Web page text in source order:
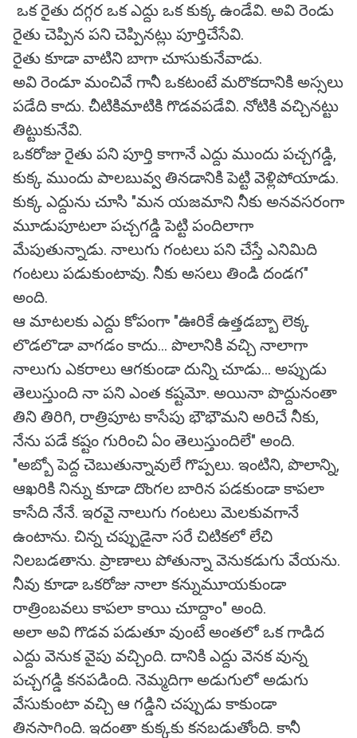
ఒక రైతు దగ్గర ఒక ఎద్దు ఒక కుక్క ఉండేవి. అవి రెండు
రైతు చెప్పిన పని చెప్పినట్లు పూర్తిచేసేవి.
రైతు కూడా వాటిని బాగా చూసుకునేవాడు.
అవి రెండూ మంచివే గానీ ఒకటంటే మరొకదానికి అస్సలు
పడేది కాదు. చీటికిమాటికి గొడవపడేవి. నోటికి వచ్చినట్టు
తిట్టుకునేవి.
ఒకరోజు రైతు పని పూర్తి కాగానే ఎద్దు ముందు పచ్చగడ్డి,
కుక్క ముందు పాలబువ్వ తినడానికి పెట్టి వెళ్లిపోయాడు.
కుక్క ఎద్దును చూసి "మన యజమాని నీకు అనవసరంగా
మూడుపూటలా పచ్చగడ్డి పెట్టి పందిలాగా
మేపుతున్నాడు. నాలుగు గంటలు పని చేస్తే ఎనిమిది
గంటలు పడుకుంటావు. నీకు అసలు తిండి దండగ"
అంది.
ఆ మాటలకు ఎద్దు కోపంగా "ఊరికే ఉత్తడబ్బా లెక్క
లొడలొడా వాగడం కాదు... పొలానికి వచ్చి నాలాగా
నాలుగు ఎకరాలు ఆగకుండా దున్ని చూడు... అప్పుడు
తెలుస్తుంది నా పని ఎంత కష్టమో. అయినా పొద్దునంతా
తిని తిరిగి, రాత్రిపూట కాసేపు భౌభౌమని అరిచే నీకు,
నేను పడే కష్టం గురించి ఏం తెలుస్తుందిలే" అంది.
"అబ్బో పెద్ద చెబుతున్నావులే గొప్పలు. ఇంటిని, పొలాన్ని,
ఆఖరికి నిన్ను కూడా దొంగల బారిన పడకుండా కాపలా
కాసేది నేనే. ఇరవై నాలుగు గంటలు మెలకువగానే
ఉంటాను. చిన్న చప్పుడైనా సరే చిటికలో లేచి
నిలబడతాను. ప్రాణాలు పోతున్నా వెనుకడుగు వేయను.
నీవు కూడా ఒకరోజు నాలా కన్నుమూయకుండా
రాత్రింబవలు కాపలా కాయి చూద్దాం" అంది.
అలా అవి గొడవ పడుతూ వుంటే అంతలో ఒక గాడిద
ఎద్దు వెనుక వైపు వచ్చింది. దానికి ఎద్దు వెనక వున్న
పచ్చగడ్డి కనపడింది. నెమ్మదిగా అడుగులో అడుగు
వేసుకుంటా వచ్చి ఆ గడ్డిని చప్పుడు కాకుండా
తినసాగింది. ఇదంతా కుక్కకు కనబడుతోంది. కానీ